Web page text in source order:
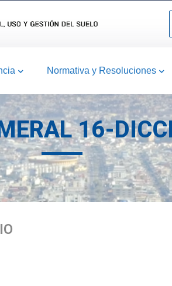
Normativa y Resoluciones
16-